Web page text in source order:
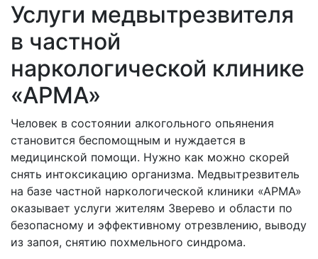
Услуги медвытрезвителя
в частной
наркологической клинике
«АРМА»
Человек в состоянии алкогольного опьянения
становится беспомощным и нуждается в
медицинской помощи. Нужно как можно скорей
снять интоксикацию организма. Медвытрезвитель
на базе частной наркологической клиники «АРМА»
оказывает услуги жителям Зверево и области по
безопасному и эффективному отрезвлению, выводу
из запоя, снятию похмельного синдрома.